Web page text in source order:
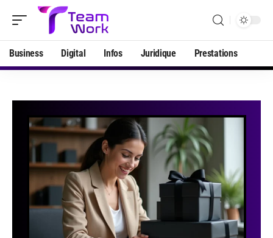
Business Digital Infos Juridique Prestations